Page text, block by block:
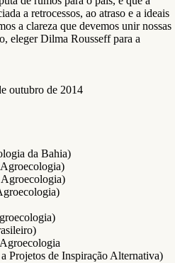
a retrocessos, ao atraso e a ideais
a clareza que devemos unir nossas
eleger Dilma Rousseff para a
outubro de 2014
da Bahia)
Projetos de Inspiração Alternativa)